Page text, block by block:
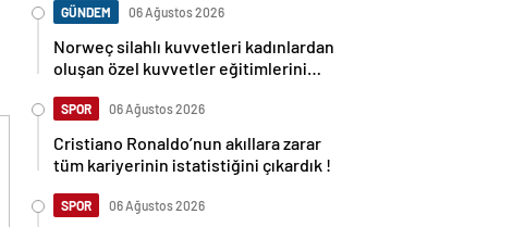
GÜNDEM 06 Ağustos 2026
Norweç silahlı kuvvetleri kadınlardan
oluşan özel kuvvetler eğitimlerini
SPOR 06 Ağustos 2026
Cristiano Ronaldo’nun akıllara zarar
tüm kariyerinin istatistiğini çıkardık !
SPOR 06 Ağustos 2026